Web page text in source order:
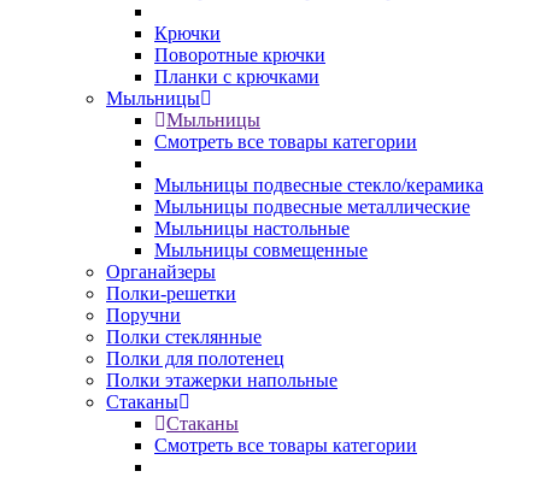
Крючки
Поворотные крючки
Планки с крючками
Мыльницы
Мыльницы
Смотреть все товары категории
Мыльницы подвесные стекло/керамика
Мыльницы подвесные металлические
Мыльницы настольные
Мыльницы совмещенные
Органайзеры
Полки-решетки
Поручни
Полки стеклянные
Полки для полотенец
Полки этажерки напольные
Стаканы
Стаканы
Смотреть все товары категории